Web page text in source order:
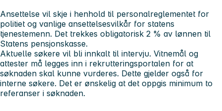
Ansettelse vil skje i henhold til personalreglementet for
politiet og vanlige ansettelsesvilkår for statens
tjenestemenn. Det trekkes obligatorisk 2 % av lønnen til
Statens pensjonskasse.
Aktuelle søkere vil bli innkalt til intervju. Vitnemål og
attester må legges inn i rekrutteringsportalen for at
søknaden skal kunne vurderes. Dette gjelder også for
interne søkere. Det er ønskelig at det oppgis minimum to
referanser i søknaden.